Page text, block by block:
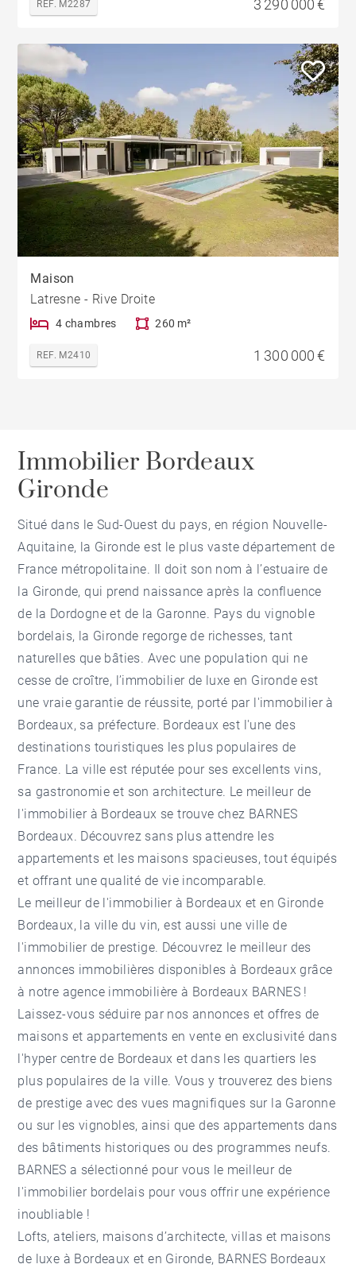
REF. M2287 3 290 000 €
Maison
Latresne - Rive Droite
4 chambres 260 m²
REF. M2410 1 300 000 €
Immobilier Bordeaux
Gironde
Situé dans le Sud-Ouest du pays, en région Nouvelle-
Aquitaine, la Gironde est le plus vaste département de
France métropolitaine. Il doit son nom à l’estuaire de
la Gironde, qui prend naissance après la confluence
de la Dordogne et de la Garonne. Pays du vignoble
bordelais, la Gironde regorge de richesses, tant
naturelles que bâties. Avec une population qui ne
cesse de croître, l’immobilier de luxe en Gironde est
une vraie garantie de réussite, porté par l'immobilier à
Bordeaux, sa préfecture. Bordeaux est l'une des
destinations touristiques les plus populaires de
France. La ville est réputée pour ses excellents vins,
sa gastronomie et son architecture. Le meilleur de
l'immobilier à Bordeaux se trouve chez BARNES
Bordeaux. Découvrez sans plus attendre les
appartements et les maisons spacieuses, tout équipés
et offrant une qualité de vie incomparable.
Le meilleur de l'immobilier à Bordeaux et en Gironde
Bordeaux, la ville du vin, est aussi une ville de
l'immobilier de prestige. Découvrez le meilleur des
annonces immobilières disponibles à Bordeaux grâce
à notre agence immobilière à Bordeaux BARNES !
Laissez-vous séduire par nos annonces et offres de
maisons et appartements en vente en exclusivité dans
l'hyper centre de Bordeaux et dans les quartiers les
plus populaires de la ville. Vous y trouverez des biens
de prestige avec des vues magnifiques sur la Garonne
ou sur les vignobles, ainsi que des appartements dans
des bâtiments historiques ou des programmes neufs.
BARNES a sélectionné pour vous le meilleur de
l'immobilier bordelais pour vous offrir une expérience
inoubliable !
Lofts, ateliers, maisons d’architecte, villas et maisons
de luxe à Bordeaux et en Gironde, BARNES Bordeaux